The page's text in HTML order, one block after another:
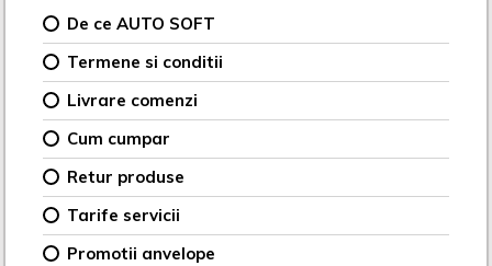
De ce AUTO SOFT
Termene si conditii
Livrare comenzi
Cum cumpar
Retur produse
Tarife servicii
Promotii anvelope